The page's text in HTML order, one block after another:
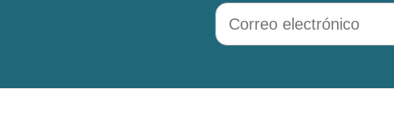
Correo electrónico